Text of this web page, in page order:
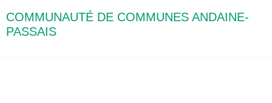
COMMUNAUTÉ DE COMMUNES ANDAINE-
PASSAIS